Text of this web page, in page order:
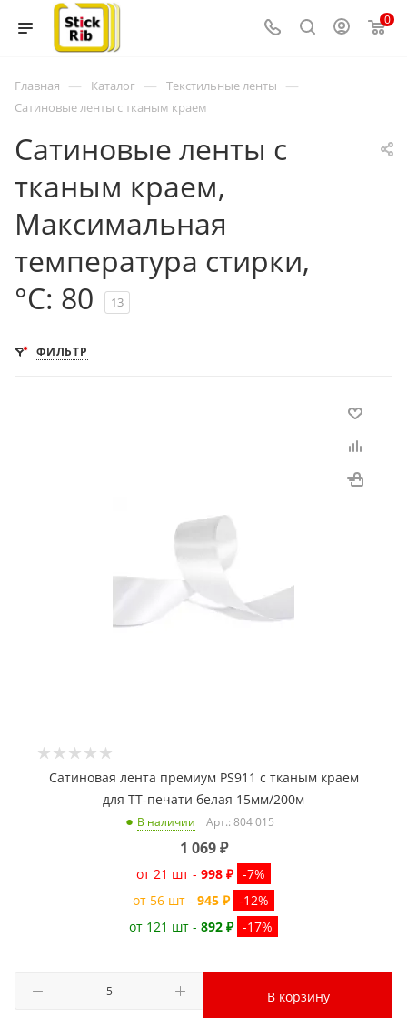
0
Главная — Каталог — Текстильные ленты —
Сатиновые ленты с тканым краем
Сатиновые ленты с
тканым краем,
Максимальная
температура стирки,
°C: 80
13
ФИЛЬТР
Сатиновая лента премиум PS911 с тканым краем
для ТТ-печати белая 15мм/200м
В наличии Арт.: 804 015
1 069₽
от 21 шт - 998 ₽ -7%
от 56 шт - 945 ₽ -12%
от 121 шт - 892 ₽ -17%
В корзину